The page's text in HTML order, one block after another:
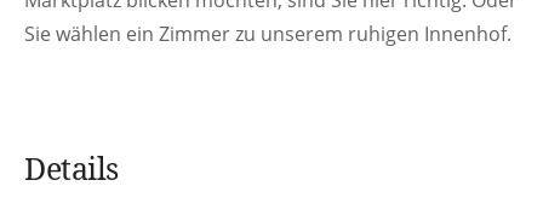
Sie wählen ein Zimmer zu unserem ruhigen Innenhof.
Details